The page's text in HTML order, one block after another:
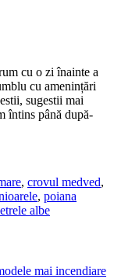
cu o zi înainte a
cu amenințări
sugestii mai
întins până după-
, crovul medved,
, poiana
albe
mai incendiare